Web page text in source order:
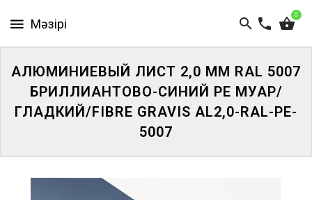
0
ПАНЕЛИ
АЛЮМИНИЕВЫЙ ЛИСТ 2,0 ММ RAL 5007
БРИЛЛИАНТОВО-СИНИЙ PE МУАР/
ГЛАДКИЙ/FIBRE GRAVIS AL2,0-RAL-PE-
5007